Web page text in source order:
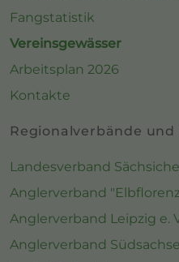
Fangstatistik
Vereinsgewässer
Arbeitsplan 2026
Kontakte
Regionalverbände und
Landesverband
Anglerverband
Anglerverband Leipzig e.
Anglerverband